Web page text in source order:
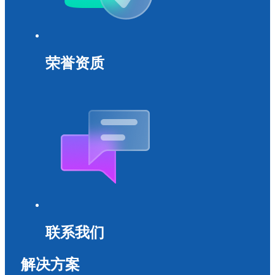
荣誉资质
联系我们
解决方案